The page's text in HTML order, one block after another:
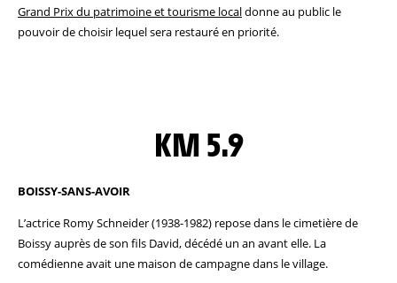
Grand Prix du patrimoine et tourisme localdonne au public le
pouvoir de choisir lequel sera restauré en priorité.
KM 5.9
BOISSY-SANS-AVOIR
L’actrice Romy Schneider (1938-1982) repose dans le cimetière de
Boissy auprès de son fils David, décédé un an avant elle. La
comédienne avait une maison de campagne dans le village.